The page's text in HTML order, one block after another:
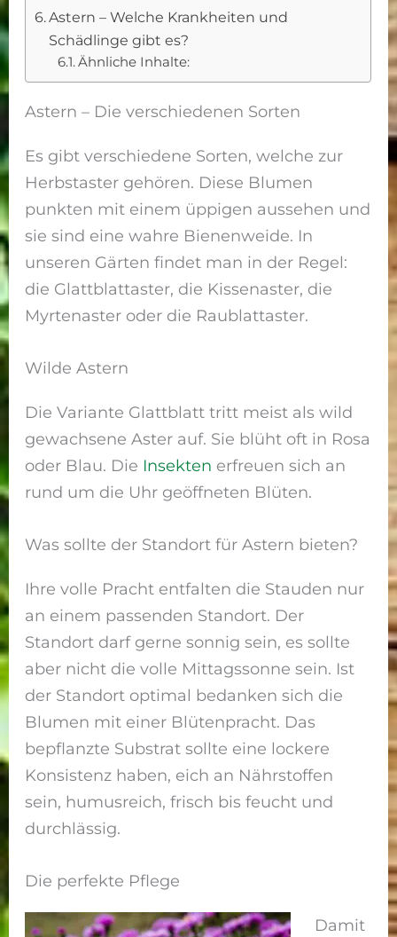
Astern – Welche Krankheiten und
Schädlinge gibt es?
Ähnliche Inhalte:
Astern – Die verschiedenen Sorten
Es gibt verschiedene Sorten, welche zur
Herbstaster gehören. Diese Blumen
punkten mit einem üppigen aussehen und
sie sind eine wahre Bienenweide. In
unseren Gärten findet man in der Regel:
die Glattblattaster, die Kissenaster, die
Myrtenaster oder die Raublattaster.
Wilde Astern
Die Variante Glattblatt tritt meist als wild
gewachsene Aster auf. Sie blüht oft in Rosa
oder Blau. Die Insekten erfreuen sich an
rund um die Uhr geöffneten Blüten.
Was sollte der Standort für Astern bieten?
Ihre volle Pracht entfalten die Stauden nur
an einem passenden Standort. Der
Standort darf gerne sonnig sein, es sollte
aber nicht die volle Mittagssonne sein. Ist
der Standort optimal bedanken sich die
Blumen mit einer Blütenpracht. Das
bepflanzte Substrat sollte eine lockere
Konsistenz haben, eich an Nährstoffen
sein, humusreich, frisch bis feucht und
durchlässig.
Die perfekte Pflege
Damit